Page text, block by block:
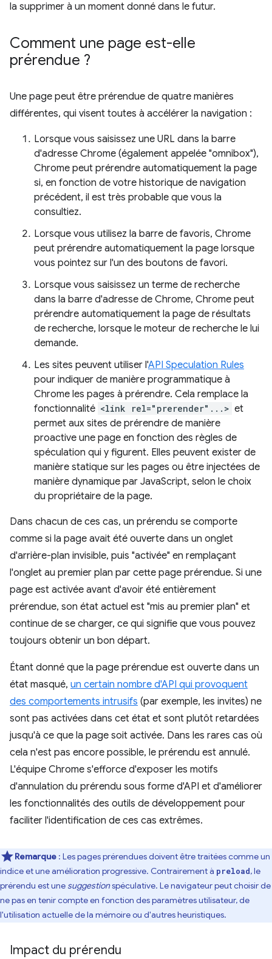
la supprimer à un moment donné dans le futur.
Comment une page est-elle
prérendue ?
Une page peut être prérendue de quatre manières
différentes, qui visent toutes à accélérer la navigation :
Lorsque vous saisissez une URL dans la barre
d'adresse Chrome (également appelée "omnibox"),
Chrome peut prérendre automatiquement la page
si, en fonction de votre historique de navigation
précédent, il est très probable que vous la
consultiez.
Lorsque vous utilisez la barre de favoris, Chrome
peut prérendre automatiquement la page lorsque
vous pointez sur l'un des boutons de favori.
Lorsque vous saisissez un terme de recherche
dans la barre d'adresse de Chrome, Chrome peut
prérendre automatiquement la page de résultats
de recherche, lorsque le moteur de recherche le lui
demande.
Les sites peuvent utiliser l'API Speculation Rules
pour indiquer de manière programmatique à
Chrome les pages à prérendre. Cela remplace la
fonctionnalité <link rel="prerender"...> et
permet aux sites de prérendre de manière
proactive une page en fonction des règles de
spéculation qui y figurent. Elles peuvent exister de
manière statique sur les pages ou être injectées de
manière dynamique par JavaScript, selon le choix
du propriétaire de la page.
Dans chacun de ces cas, un prérendu se comporte
comme si la page avait été ouverte dans un onglet
d'arrière-plan invisible, puis "activée" en remplaçant
l'onglet au premier plan par cette page prérendue. Si une
page est activée avant d'avoir été entièrement
prérendue, son état actuel est "mis au premier plan" et
continue de se charger, ce qui signifie que vous pouvez
toujours obtenir un bon départ.
Étant donné que la page prérendue est ouverte dans un
état masqué, un certain nombre d'API qui provoquent
des comportements intrusifs (par exemple, les invites) ne
sont pas activées dans cet état et sont plutôt retardées
jusqu'à ce que la page soit activée. Dans les rares cas où
cela n'est pas encore possible, le prérendu est annulé.
L'équipe Chrome s'efforce d'exposer les motifs
d'annulation du prérendu sous forme d'API et d'améliorer
les fonctionnalités des outils de développement pour
faciliter l'identification de ces cas extrêmes.
Remarque : Les pages prérendues doivent être traitées comme un
indice et une amélioration progressive. Contrairement à preload, le
prérendu est une suggestionspéculative. Le navigateur peut choisir de
ne pas en tenir compte en fonction des paramètres utilisateur, de
l'utilisation actuelle de la mémoire ou d'autres heuristiques.
Impact du prérendu